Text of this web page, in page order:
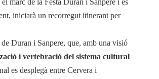
marc de la Festa Duran i Sanpere i es
iniciarà un recorregut itinerant per
Duran i Sanpere, que, amb una visió
i vertebració del sistema cultural
es desplegà entre Cervera i